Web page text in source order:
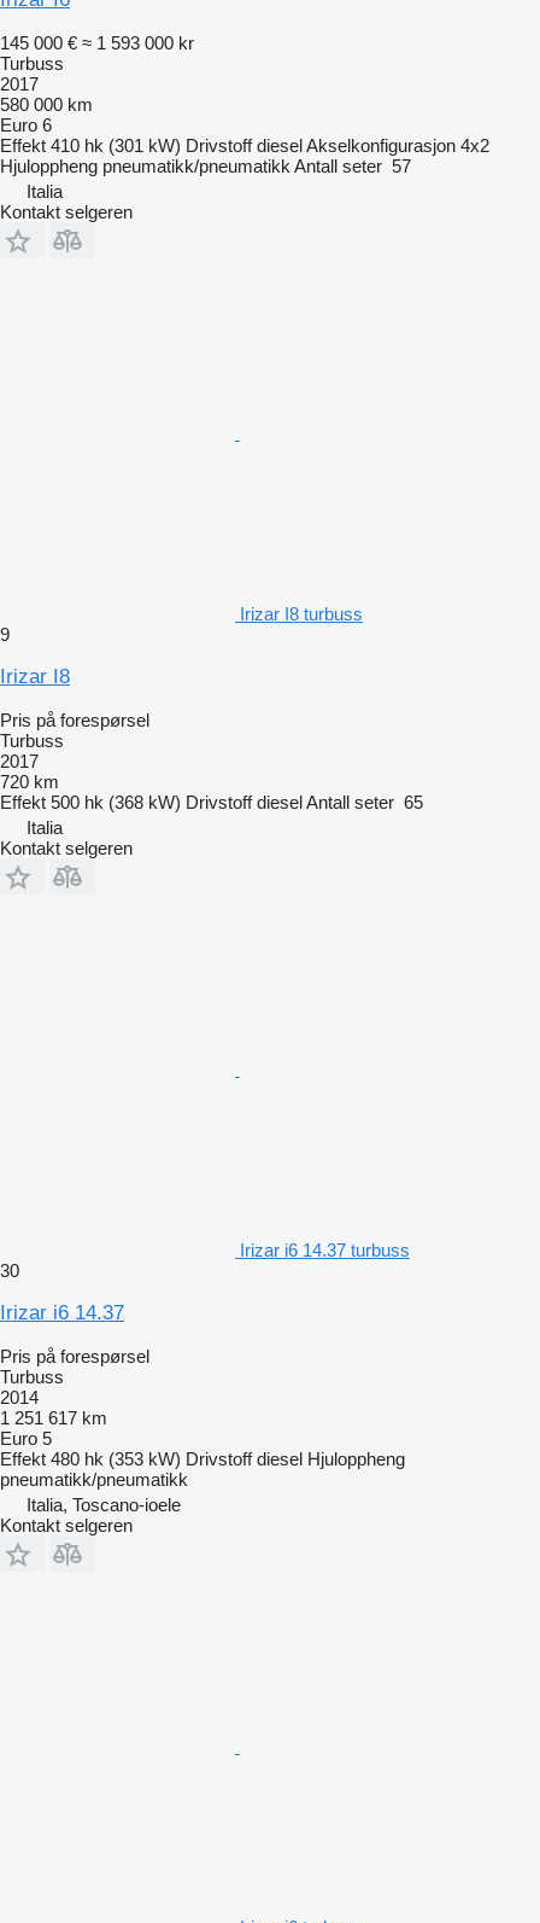
145 000 € ≈ 1 593 000 kr
Turbuss
2017
580 000 km
Euro 6
Effekt 410 hk (301 kW) Drivstoff dieselAkselkonfigurasjon 4x2
Hjuloppheng pneumatikk/pneumatikk Antall seter 57
Italia
Kontakt selgeren
Irizar I8 turbuss
9
Irizar I8
Pris på forespørsel
Turbuss
2017
720 km
Effekt 500 hk (368 kW) Drivstoff dieselAntall seter 65
Italia
Kontakt selgeren
Irizar i6 14.37 turbuss
30
Irizar i6 14.37
Pris på forespørsel
Turbuss
2014
1 251 617 km
Euro 5
Effekt 480 hk (353 kW) Drivstoff diesel Hjuloppheng
pneumatikk/pneumatikk
Italia, Toscano-ioele
Kontakt selgeren